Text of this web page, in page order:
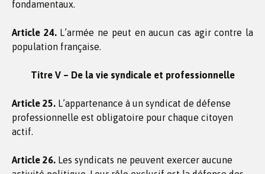
fondamentaux.
Article 24.L’armée ne peut en aucun cas agir contre la
population française.
Titre V – De la vie syndicale et professionnelle
Article 25. L’appartenance à un syndicat de défense
professionnelle est obligatoire pour chaque citoyen
actif.
Article 26. Les syndicats ne peuvent exercer aucune